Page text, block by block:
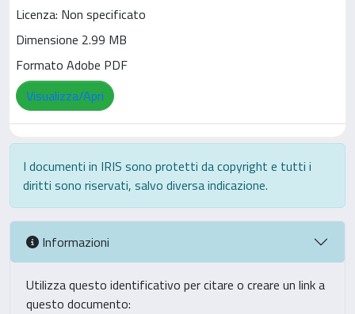
Licenza: Non specificato
Dimensione 2.99 MB
Formato Adobe PDF
Visualizza/Apri
I documenti in IRIS sono protetti da copyright e tutti i
diritti sono riservati, salvo diversa indicazione.
Informazioni
Utilizza questo identificativo per citare o creare un link a
questo documento: